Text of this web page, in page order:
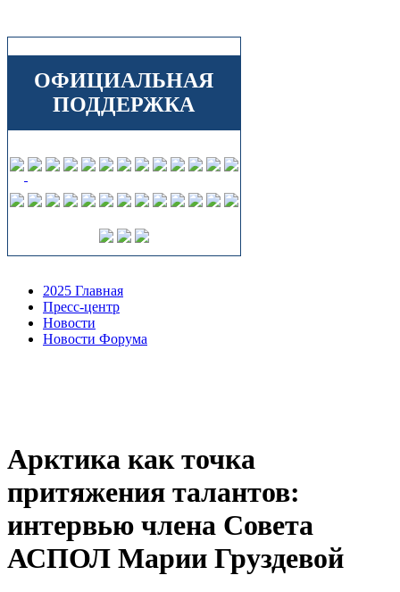
ОФИЦИАЛЬНАЯ
ПОДДЕРЖКА
2025 Главная
Пресс-центр
Новости
Новости Форума
Арктика как точка
притяжения талантов:
интервью члена Совета
АСПОЛ Марии Груздевой